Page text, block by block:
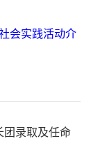
会实践活动介
团录取及任命